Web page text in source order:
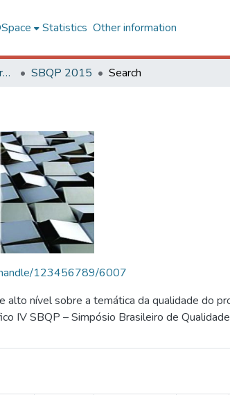
Statistics Other information
SBQP - Simpósio Brasileiro de Qualidade do Projeto no Ambiente Construído SBQP 2015 Search
123456789/6007
alto nível sobre a temática da qualidade do
IV SBQP – Simpósio Brasileiro de